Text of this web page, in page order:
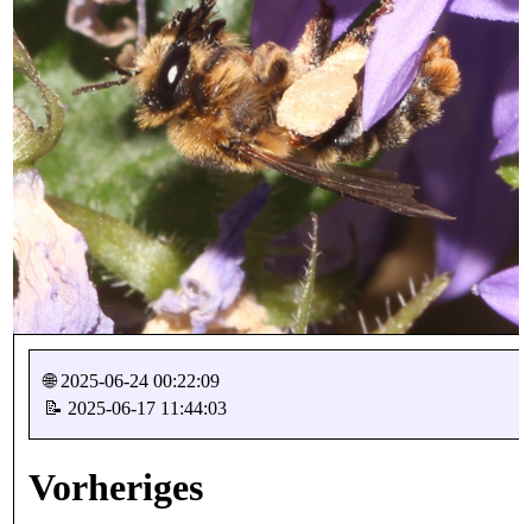
🌐 2025-06-24 00:22:09
📝 2025-06-17 11:44:03
Vorheriges